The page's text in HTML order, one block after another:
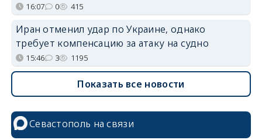
16:07 0 415
Иран отменил удар по Украине, однако
требует компенсацию за атаку на судно
15:46 3 1195
Показать все новости
Севастополь на связи